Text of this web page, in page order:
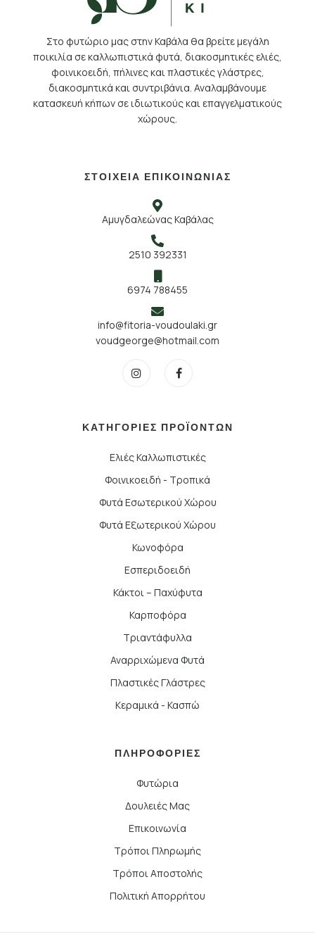
Στο φυτώριο μας στην Καβάλα θα βρείτε μεγάλη
ποικιλία σε καλλωπιστικά φυτά, διακοσμητικές ελιές,
φοινικοειδή, πήλινες και πλαστικές γλάστρες,
διακοσμητικά και συντριβάνια. Αναλαμβάνουμε
κατασκευή κήπων σε ιδιωτικούς και επαγγελματικούς
χώρους.
ΣΤΟΙΧΕΙΑ ΕΠΙΚΟΙΝΩΝΙΑΣ
Αμυγδαλεώνας Καβάλας
2510 392331
6974 788455
info@fitoria-voudoulaki.gr
voudgeorge@hotmail.com
ΚΑΤΗΓΟΡΙΕΣ ΠΡΟΪΟΝΤΩΝ
Ελιές Καλλωπιστικές
Φοινικοειδή - Τροπικά
Φυτά Εσωτερικού Χώρου
Φυτά Εξωτερικού Χώρου
Κωνοφόρα
Εσπεριδοειδή
Κάκτοι – Παχύφυτα
Καρποφόρα
Τριαντάφυλλα
Αναρριχώμενα Φυτά
Πλαστικές Γλάστρες
Κεραμικά - Κασπώ
ΠΛΗΡΟΦΟΡΙΕΣ
Φυτώρια
Δουλειές Μας
Επικοινωνία
Τρόποι Πληρωμής
Τρόποι Αποστολής
Πολιτική Απορρήτου